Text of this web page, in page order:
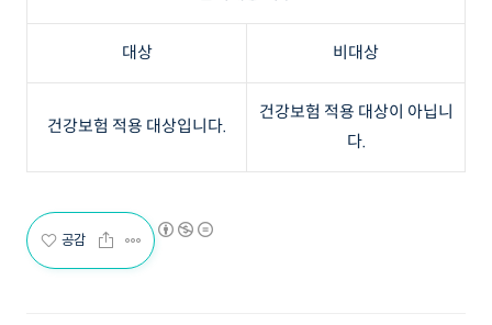
대상 비대상
건강보험 적용 대상입니다.
건강보험 적용 대상이 아닙니
다.
공감